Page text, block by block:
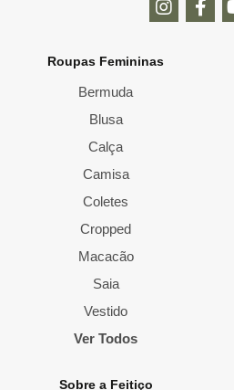
Roupas Femininas
Bermuda
Blusa
Calça
Camisa
Coletes
Cropped
Macacão
Saia
Vestido
Ver Todos
Sobre a Feitiço